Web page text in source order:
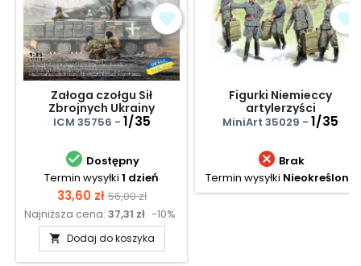
Załoga czołgu Sił
Zbrojnych Ukrainy
ICM 35756 - 1/35
 Dostępny
Termin wysyłki 1 dzień
Cena
33,60 zł Cena
podstawowa
56,00 zł
Najniższa cena: 37,31 zł -10%
 Dodaj do koszyka
Figurki Niemieccy
artylerzyści
MiniArt 35029 - 1/35
 Brak
Termin wysyłki Nieokreślony